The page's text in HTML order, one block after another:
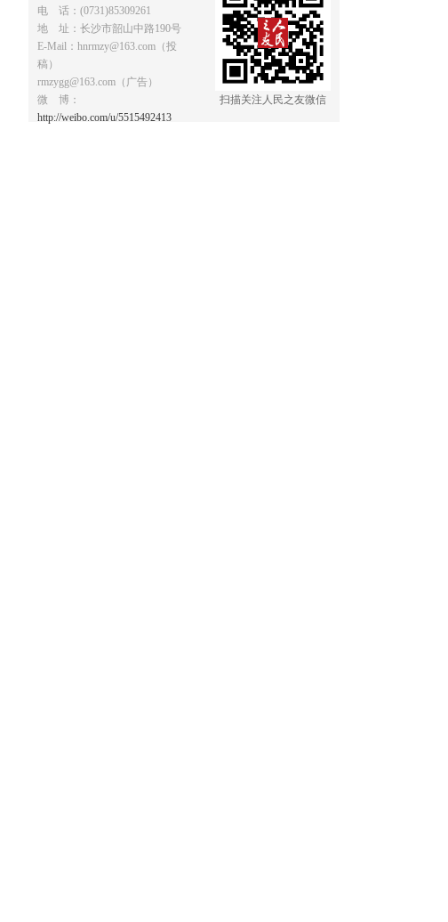
电 话：(0731)85309261
地 址：长沙市韶山中路190号
E-Mail：hnrmzy@163.com（投
稿）
rmzygg@163.com（广告）
微 博：
http://weibo.com/u/5515492413
扫描关注人民之友微信